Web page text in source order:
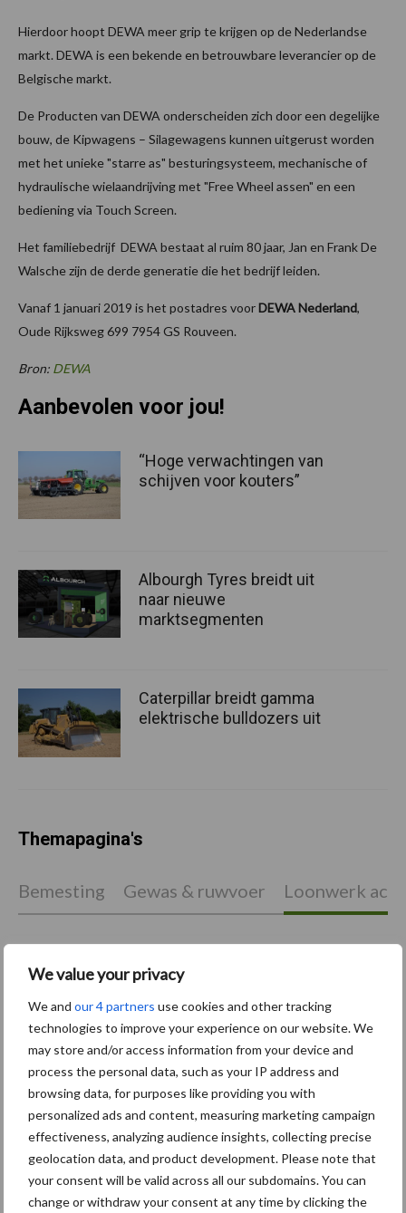
We value your privacy
We and our 4 partners use cookies and other tracking
technologies to improve your experience on our website. We
may store and/or access information from your device and
process the personal data, such as your IP address and
browsing data, for purposes like providing you with
personalized ads and content, measuring marketing campaign
effectiveness, analyzing audience insights, collecting precise
geolocation data, and product development. Please note that
your consent will be valid across all our subdomains. You can
change or withdraw your consent at any time by clicking the
Hierdoor hoopt DEWA meer grip te krijgen op de Nederlandse
markt. DEWA is een bekende en betrouwbare leverancier op de
Belgische markt.
De Producten van DEWA onderscheiden zich door een degelijke
bouw, de Kipwagens – Silagewagens kunnen uitgerust worden
met het unieke "starre as" besturingsysteem, mechanische of
hydraulische wielaandrijving met "Free Wheel assen" en een
bediening via Touch Screen.
Het familiebedrijf DEWA bestaat al ruim 80 jaar, Jan en Frank De
Walsche zijn de derde generatie die het bedrijf leiden.
Vanaf 1 januari 2019 is het postadres voorDEWA Nederland,
Oude Rijksweg 699 7954 GS Rouveen.
Bron: DEWA
Primaire
Recent nieuws Partner nieuws
Aanbevolen voor jou!
“Hoge verwachtingen van
schijven voor kouters”
Albourgh Tyres breidt uit
naar nieuwe
marktsegmenten
Caterpillar breidt gamma
elektrische bulldozers uit
Themapagina's
Bemesting Gewas & ruwvoer Loonwerk
Beregening /
Irrigatie
Hakselen
Toon meer